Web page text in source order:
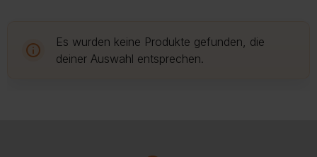
Es wurden keine Produkte gefunden, die
deiner Auswahl entsprechen.